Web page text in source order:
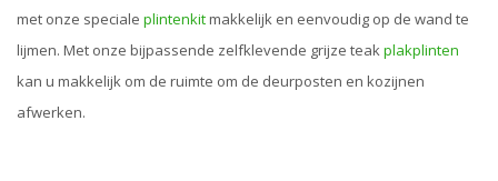
met onze speciale plintenkitmakkelijk en eenvoudig op de wand te
lijmen. Met onze bijpassende zelfklevende grijze teakplakplinten
kan u makkelijk om de ruimte om de deurposten en kozijnen
afwerken.